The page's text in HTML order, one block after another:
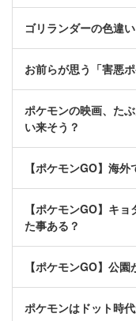
ゴリランダーの色違
お前らが思う「害悪
ポケモンの映画、た
い来そう？
【ポケモンGO】海
【ポケモンGO】キ
た事ある？
【ポケモンGO】公
ポケモンはドット時